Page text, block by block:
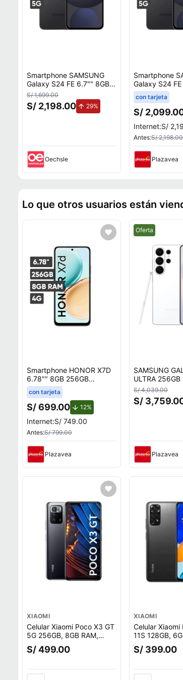
Smartphone SAMSUNG
Galaxy S24 FE 6.7"" 8GB
128GB 50MP + 12MP +
8MP Negro
S/ 1,699.00
S/ 2,198.00 29%
Oechsle
Smartphone
Galaxy S24
128GB 50MP +
8MP Negro
con tarjeta
S/
Internet:S/
Antes:S/ 2,198.00
Plazavea
Lo que otros usuarios están
Smartphone HONOR X7D
6.78"" 8GB 256GB
108MP+2MP Negro
con tarjeta
S/ 699.00 12%
Internet:S/ 749.00
Antes:S/ 799.00
Plazavea
Mejor precio.
Oferta
SAMSUNG
ULTRA 256GB
BLANCO
S/ 4,039.00
S/
Plazavea
XIAOMI
Celular Xiaomi Poco X3 GT
5G 256GB, 8GB RAM,
cámara trasera 64MP y
frontal 16MP, 6.6"", negro
S/ 499.00
XIAOMI
Celular Xiaomi
11S 128GB,
cámara
frontal 16MP,
S/ 399.00